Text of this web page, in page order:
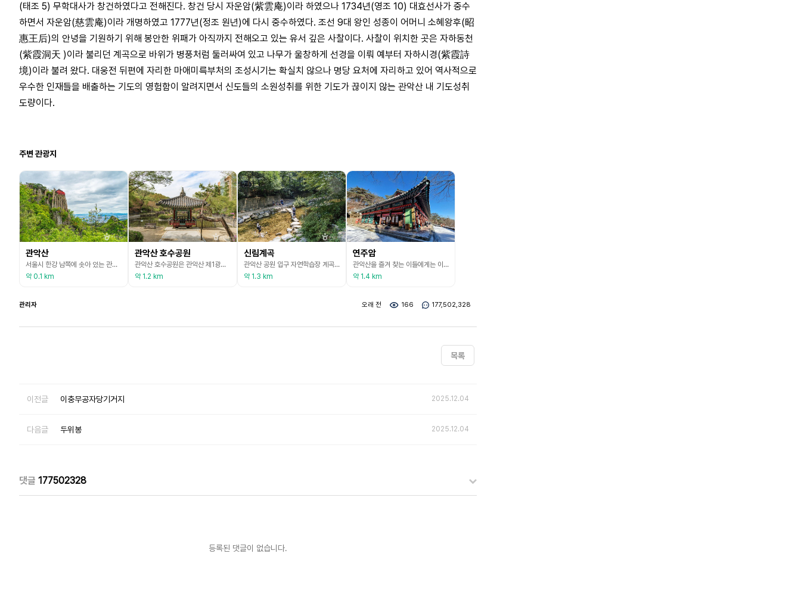
(태조 5) 무학대사가 창건하였다고 전해진다. 창건 당시 자운암(紫雲庵)이라 하였으나 1734년(영조 10) 대효선사가 중수
하면서 자운암(慈雲庵)이라 개명하였고 1777년(정조 원년)에 다시 중수하였다. 조선 9대 왕인 성종이 어머니 소혜왕후(昭
惠王后)의 안녕을 기원하기 위해 봉안한 위패가 아직까지 전해오고 있는 유서 깊은 사찰이다. 사찰이 위치한 곳은 자하동천
(紫霞洞天 )이라 불리던 계곡으로 바위가 병풍처럼 둘러싸여 있고 나무가 울창하게 선경을 이뤄 예부터 자하시경(紫霞詩
境)이라 불려 왔다. 대웅전 뒤편에 자리한 마애미륵부처의 조성시기는 확실치 않으나 명당 요처에 자리하고 있어 역사적으로
우수한 인재들을 배출하는 기도의 영험함이 알려지면서 신도들의 소원성취를 위한 기도가 끊이지 않는 관악산 내 기도성취
도량이다.
주변 관광지
관악산
서울시 한강 남쪽에 솟아 있는 관악산(632.2m)은 산 정상부의 바위가 갓을 쓰고 있는 모습을 닮아 관악산이라고 부르게 되었다. 1973년 관악구가 영등포구에서 분구되면서 산 이름이 구의 명칭이 되었다. 1968년에 도시자연공원으로 지정되었으며 오늘날에는 수많은 서울 시민이 즐겨 찾는 휴식처로 서울의 명소가 되었다. 관악산 곳곳에 드러난 암봉들이 깊은 골짜기와 어울려 험준한 산세를 이루고 있는 관악산은 도심에서 가까워 누구나 하루 일정으로 산에 오를
약 0.1 km
관악산 호수공원
관악산 호수공원은 관악산 제1광장에 닿기 전에 위치해 있다. 부지면적 6,406㎡, 담수 면적 2,485㎡으로 1997년 3월 준공되었다. 정자, 분수, 수변무대, 나무다리, 인공섬 등이 설치되어 있어 관악산을 찾는 많은 사람들이 휴식공간으로 활용하고 있다. 또한 인근에는 숲속 작은도서관과 야외 식물원이 조성되어 있어 주민들에게 큰 호응을 얻고 있다.
약 1.2 km
신림계곡
관악산 공원 입구 자연학습장 계곡에 조성된 70m 길이의 물놀이장은 어린이들이 안전하게 이용할 수 있도록 수심이 낮고, 주 1회 수질검사와 상시 안전요원이 배치되어 있다. 숲 속 환경과 조화를 이루며 물놀이와 함께 휴식을 즐길 수 있는 공간이다. 시원한 나무 그늘 아래에는 긴 야외 데크와 천막이 설치되어 있으며, 다섯 칸 정도의 돌계단도 있어 보호자가 편하게 앉아 아이들을 지켜볼 수 있다. 간이 탈의실, 먼지 털이장, 화장실, 안전관리소 등의 편의시설을
약 1.3 km
연주암
관악산을 즐겨 찾는 이들에게는 이미 잘 알려져 있는 사찰인 연주암은 해발 629m의 기암절벽 정상에 위치한 연주대와 함께 관악산의 명소로 손꼽힌다. 정상에 이웃한 연주대는 관악산의 대명사처럼 되어 있는 절경으로 이곳에 오르면, 서울 시가지가 한눈에 내려다보인다. 연주암은 677년에 의상대사가 창건했다고 전해진다. 당시 관악사로 불리던 오늘날의 연주암은 1411년 태종의 첫째, 둘째 왕자인 양녕대군과 효령대군이 현재의 자리로 옮겨 놓았다 한다. 아슬아슬
약 1.4 km
관리자 오래 전 166 177,502,328
목록
이전글 이충무공자당기거지 2025.12.04
다음글 두위봉 2025.12.04
댓글 177502328
등록된 댓글이 없습니다.